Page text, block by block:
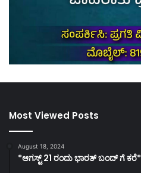
Most Viewed Posts
August 18, 2024
*ಆಗಸ್ಟ್ 21 ರಂದು ಭಾರತ್‌ ಬಂದ್‌ ಗೆ ಕರೆ*